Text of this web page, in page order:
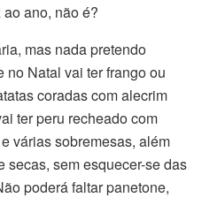
ano, não é?
mas nada pretendo
no Natal vai ter frango ou
coradas com alecrim
ter peru recheado com
várias sobremesas, além
secas, sem esquecer-se das
poderá faltar panetone,